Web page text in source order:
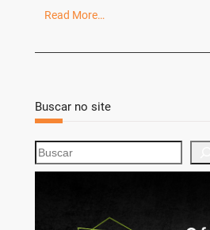
Read More…
Buscar no site
S
e